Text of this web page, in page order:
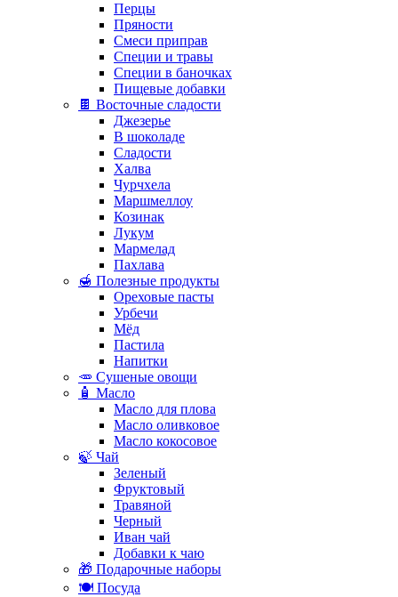
Перцы
Пряности
Смеси приправ
Специи и травы
Специи в баночках
Пищевые добавки
🍫 Восточные сладости
Джезерье
В шоколаде
Сладости
Халва
Чурчхела
Маршмеллоу
Козинак
Лукум
Мармелад
Пахлава
🍯 Полезные продукты
Ореховые пасты
Урбечи
Мёд
Пастила
Напитки
🥕 Сушеные овощи
🧴 Масло
Масло для плова
Масло оливковое
Масло кокосовое
🍃 Чай
Зеленый
Фруктовый
Травяной
Черный
Иван чай
Добавки к чаю
🎁 Подарочные наборы
🍽️ Посуда